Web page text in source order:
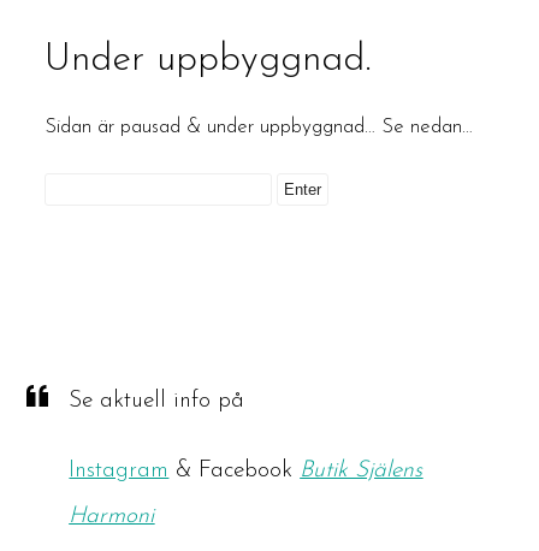
Under uppbyggnad.
Sidan är pausad & under uppbyggnad… Se nedan…
Se aktuell info på
Instagram & Facebook Butik Själens
Harmoni